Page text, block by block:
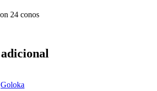
24 conos
Goloka